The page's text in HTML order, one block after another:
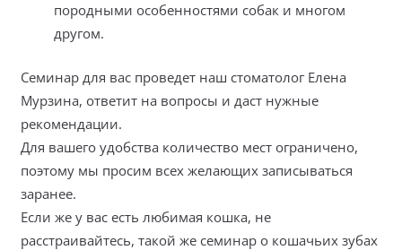
породными особенностями собак и многом
другом.
Семинар для вас проведет наш стоматолог Елена
Мурзина, ответит на вопросы и даст нужные
рекомендации.
Для вашего удобства количество мест ограничено,
поэтому мы просим всех желающих записываться
заранее.
Если же у вас есть любимая кошка, не
расстраивайтесь, такой же семинар о кошачьих зубах